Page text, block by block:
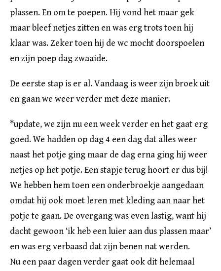
plassen. En om te poepen. Hij vond het maar gek
maar bleef netjes zitten en was erg trots toen hij
klaar was. Zeker toen hij de wc mocht doorspoelen
en zijn poep dag zwaaide.
De eerste stap is er al. Vandaag is weer zijn broek uit
en gaan we weer verder met deze manier.
*update, we zijn nu een week verder en het gaat erg
goed. We hadden op dag 4 een dag dat alles weer
naast het potje ging maar de dag erna ging hij weer
netjes op het potje. Een stapje terug hoort er dus bij!
We hebben hem toen een onderbroekje aangedaan
omdat hij ook moet leren met kleding aan naar het
potje te gaan. De overgang was even lastig, want hij
dacht gewoon ‘ik heb een luier aan dus plassen maar’
en was erg verbaasd dat zijn benen nat werden.
Nu een paar dagen verder gaat ook dit helemaal